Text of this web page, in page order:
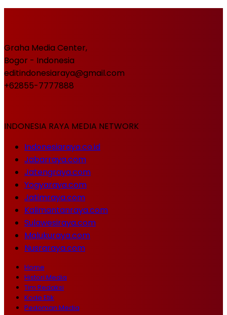
Graha Media Center,
Bogor - Indonesia
editindonesiaraya@gmail.com
+62855-7777888
INDONESIA RAYA MEDIA NETWORK
Indonesiaraya.co.id
Jabarraya.com
Jatengraya.com
Yogyaraya.com
Jatimraya.com
Kalimantanraya.com
Sulawesiraya.com
Malukuraya.com
Nusraraya.com
Home
Histori Media
Tim Redaksi
Kode Etik
Pedoman Media